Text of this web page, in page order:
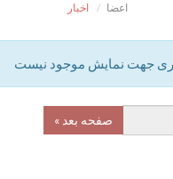
اعضا اخبار
جهت نمایش موجود نیست
صفحه بعد »